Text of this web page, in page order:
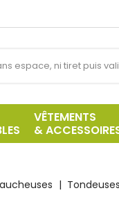
VÊTEMENTS
&